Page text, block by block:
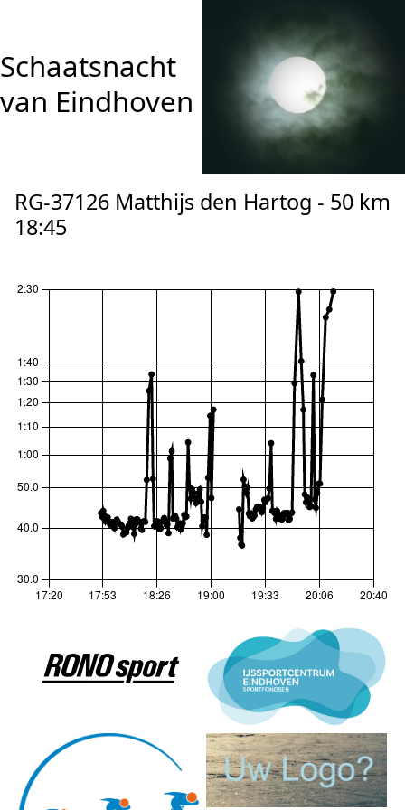
Schaatsnacht
van Eindhoven
RG-37126 Matthijs den Hartog - 50 km
18:45